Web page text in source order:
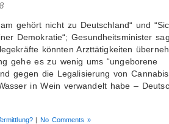
gehört nicht zu Deutschland“ und
Demokratie“; Gesundheitsminister
könnten Arzttätigkeiten
gehe es zu wenig ums “ungeborene
gegen die Legalisierung von Cannabis
in Wein verwandelt habe –
| No Comments »